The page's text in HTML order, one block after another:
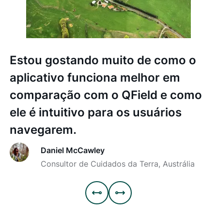
Estou gostando muito de como o
aplicativo funciona melhor em
comparação com o QField e como
ele é intuitivo para os usuários
navegarem.
Daniel McCawley
Consultor de Cuidados da Terra, Austrália
 